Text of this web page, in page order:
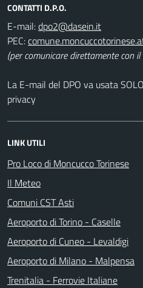
CONTATTI D.P.O.
E-mail:dpo2@dasein.it
PEC:
(per comunicare direttamente con
La E-mail del DPO va usata
privacy
LINK UTILI
Pro Loco di Moncucco Torinese
Il Meteo
Comuni CST Asti
Aeroporto di Torino - Caselle
Aeroporto di Cuneo - Levaldigi
Aeroporto di Milano - Malpensa
Trenitalia - Ferrovie Italiane